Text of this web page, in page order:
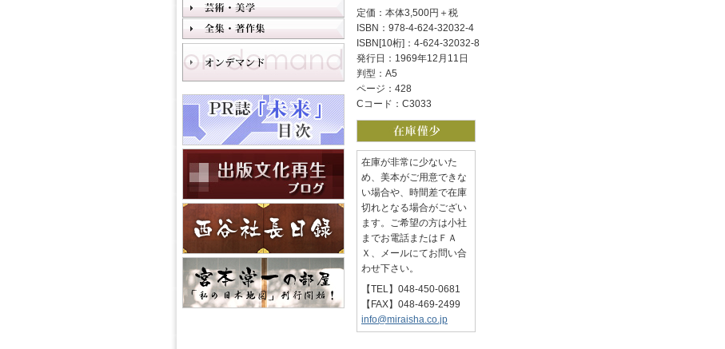
定価：本体3,500円＋税
ISBN：978-4-624-32032-4
ISBN[10桁]：4-624-32032-8
発行日：1969年12月11日
判型：A5
ページ：428
Cコード：C3033
在庫が非常に少ないた
め、美本がご用意できな
い場合や、時間差で在庫
切れとなる場合がござい
ます。ご希望の方は小社
までお電話またはＦＡ
Ｘ、メールにてお問い合
わせ下さい。
【TEL】048-450-0681
【FAX】048-469-2499
info@miraisha.co.jp